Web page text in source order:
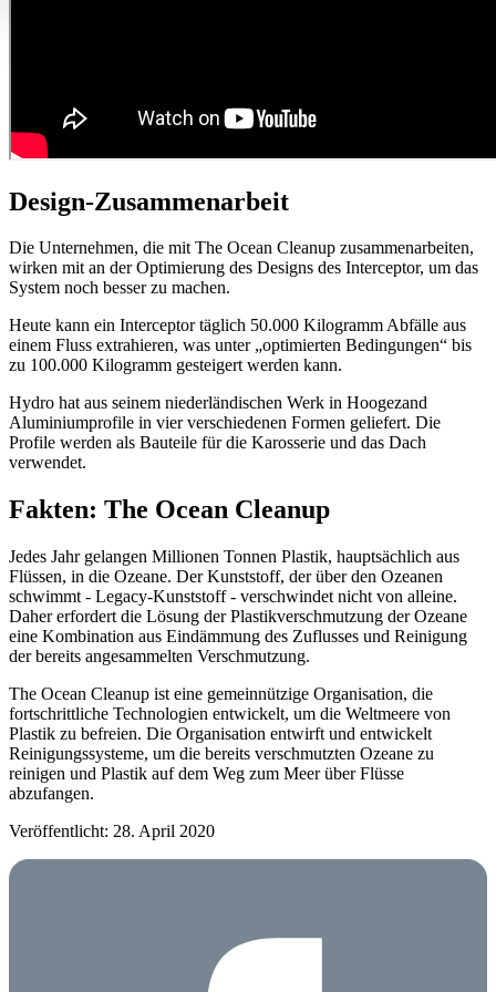
Design-Zusammenarbeit
Die Unternehmen, die mit The Ocean Cleanup zusammenarbeiten,
wirken mit an der Optimierung des Designs des Interceptor, um das
System noch besser zu machen.
Heute kann ein Interceptor täglich 50.000 Kilogramm Abfälle aus
einem Fluss extrahieren, was unter „optimierten Bedingungen“ bis
zu 100.000 Kilogramm gesteigert werden kann.
Hydro hat aus seinem niederländischen Werk in Hoogezand
Aluminiumprofile in vier verschiedenen Formen geliefert. Die
Profile werden als Bauteile für die Karosserie und das Dach
verwendet.
Fakten: The Ocean Cleanup
Jedes Jahr gelangen Millionen Tonnen Plastik, hauptsächlich aus
Flüssen, in die Ozeane. Der Kunststoff, der über den Ozeanen
schwimmt - Legacy-Kunststoff - verschwindet nicht von alleine.
Daher erfordert die Lösung der Plastikverschmutzung der Ozeane
eine Kombination aus Eindämmung des Zuflusses und Reinigung
der bereits angesammelten Verschmutzung.
The Ocean Cleanup ist eine gemeinnützige Organisation, die
fortschrittliche Technologien entwickelt, um die Weltmeere von
Plastik zu befreien. Die Organisation entwirft und entwickelt
Reinigungssysteme, um die bereits verschmutzten Ozeane zu
reinigen und Plastik auf dem Weg zum Meer über Flüsse
abzufangen.
Veröffentlicht: 28. April 2020